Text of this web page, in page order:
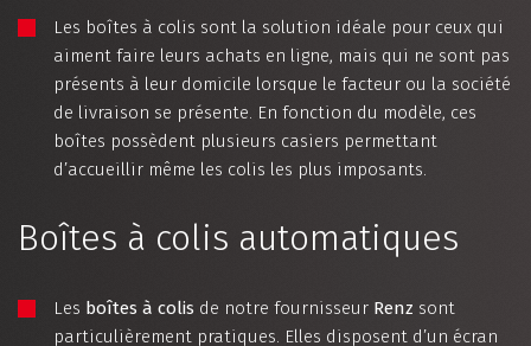
Les boîtes à colis sont la solution idéale pour ceux qui
aiment faire leurs achats en ligne, mais qui ne sont pas
présents à leur domicile lorsque le facteur ou la société
de livraison se présente. En fonction du modèle, ces
boîtes possèdent plusieurs casiers permettant
d’accueillir même les colis les plus imposants.
Boîtes à colis automatiques
Les boîtes à colis de notre fournisseur Renz sont
particulièrement pratiques. Elles disposent d’un écran